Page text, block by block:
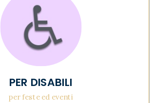
PER DISABILI
per feste ed eventi